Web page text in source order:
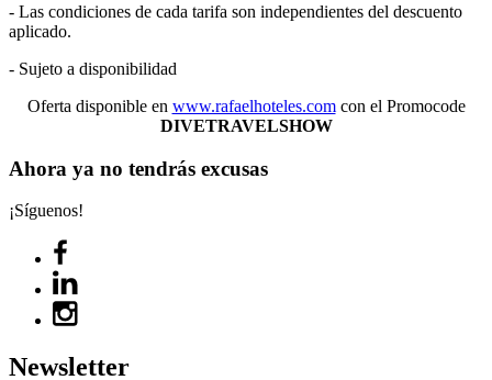
- Las condiciones de cada tarifa son independientes del descuento
aplicado.
- Sujeto a disponibilidad
Oferta disponible en www.rafaelhoteles.comcon el Promocode
DIVETRAVELSHOW
Ahora ya no tendrás excusas
¡Síguenos!
Newsletter